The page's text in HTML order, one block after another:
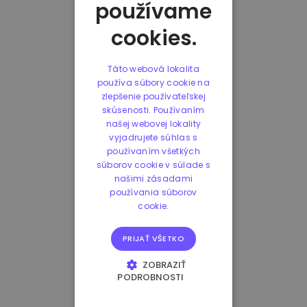
používame
cookies.
Táto webová lokalita
používa súbory cookie na
zlepšenie používateľskej
skúsenosti. Používaním
našej webovej lokality
vyjadrujete súhlas s
používaním všetkých
súborov cookie v súlade s
našimi zásadami
používania súborov
cookie.
PRIJAŤ VŠETKO
ZOBRAZIŤ
PODROBNOSTI